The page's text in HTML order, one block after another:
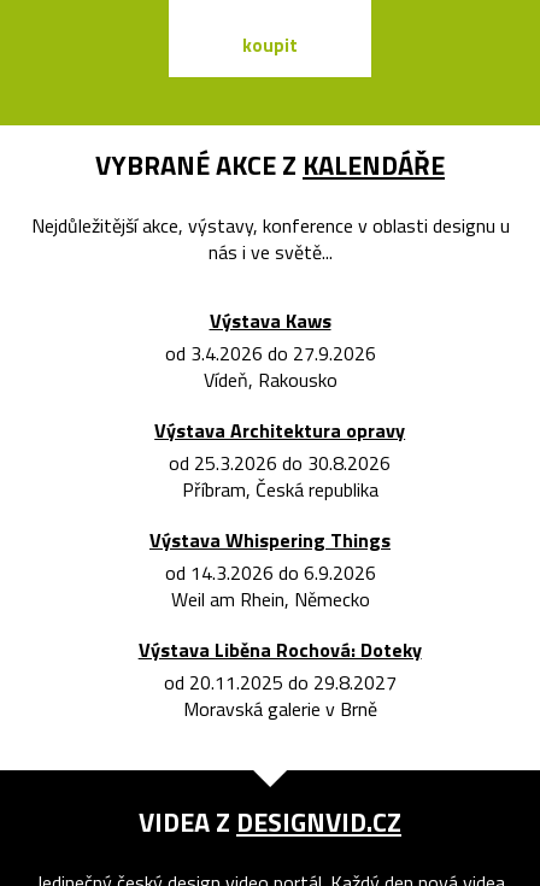
koupit
VYBRANÉ AKCE Z KALENDÁŘE
Nejdůležitější akce, výstavy, konference v oblasti designu u
nás i ve světě...
Výstava Kaws
od 3.4.2026 do 27.9.2026
Vídeň, Rakousko
Výstava Architektura opravy
od 25.3.2026 do 30.8.2026
Příbram, Česká republika
Výstava Whispering Things
od 14.3.2026 do 6.9.2026
Weil am Rhein, Německo
Výstava Liběna Rochová: Doteky
od 20.11.2025 do 29.8.2027
Moravská galerie v Brně
VIDEA Z DESIGNVID.CZ